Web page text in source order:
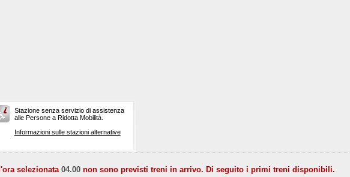
Stazione senza servizio di assistenza
alle Persone a Ridotta Mobilità.
Informazioni sulle stazioni alternative
selezionata04.00 non sono previsti treni in arrivo. Di seguito i primi treni disponibili.